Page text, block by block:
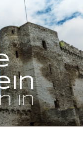
in